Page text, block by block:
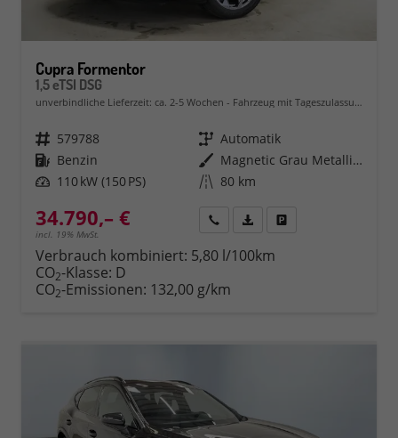
Cupra Formentor
1,5 eTSI DSG
unverbindliche Lieferzeit: ca. 2-5 Wochen Fahrzeug mit Tageszulassung
Fahrzeugnr. 579788 Getriebe Automatik
Kraftstoff Benzin Außenfarbe
Magnetic Grau Metallic (S7)
Leistung 110 kW (150 PS) Kilometerstand 80 km
34.790,– €
incl. 19% MwSt.
Rückruf PDF-Datei, Fahrzeugexposé
Verbrauch kombiniert: 5,80 l/100km
CO2-Klasse: D
CO2-Emissionen: 132,00 g/km